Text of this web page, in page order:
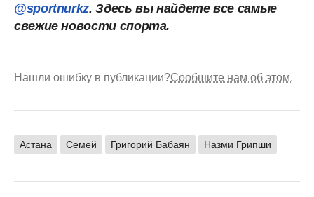
@sportnurkz. Здесь вы найдете все самые
свежие новости спорта.
Нашли ошибку в публикации?Сообщите нам об этом.
Астана Семей Григорий Бабаян Назми Грипши